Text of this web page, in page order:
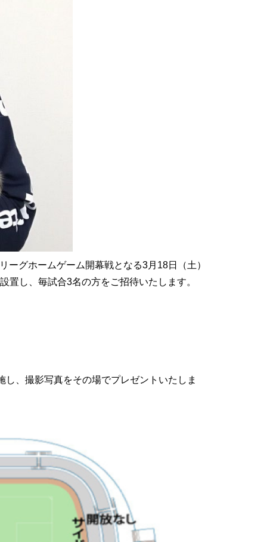
グホームゲーム開幕戦となる3月18日（土）
置し、毎試合3名の方をご招待いたします。
、撮影写真をその場でプレゼントいたしま